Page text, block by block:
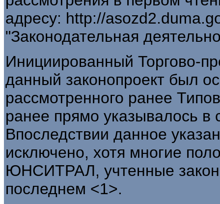
адресу: http://
"Законодательная
Инициированный Торгово-
данный законопроект был
рассмотренного ранее
ранее прямо указывалось в
Впоследствии данное
исключено, хотя многие
ЮНСИТРАЛ, учтенные
последнем <1>.